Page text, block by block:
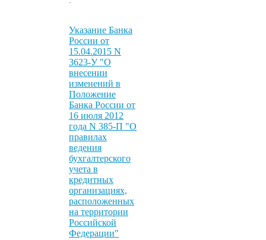
Указание Банка
России от
15.04.2015 N
3623-У "О
внесении
изменений в
Положение
Банка России от
16 июля 2012
года N 385-П "О
правилах
ведения
бухгалтерского
учета в
кредитных
организациях,
расположенных
на территории
Российской
Федерации"